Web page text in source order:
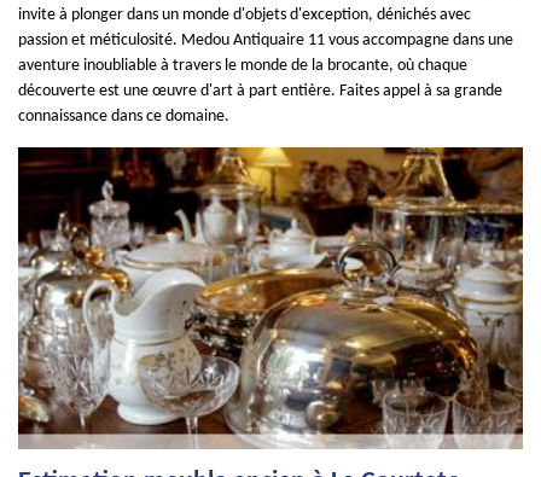
invite à plonger dans un monde d'objets d'exception, dénichés avec
passion et méticulosité. Medou Antiquaire 11 vous accompagne dans une
aventure inoubliable à travers le monde de la brocante, où chaque
découverte est une œuvre d'art à part entière. Faites appel à sa grande
connaissance dans ce domaine.